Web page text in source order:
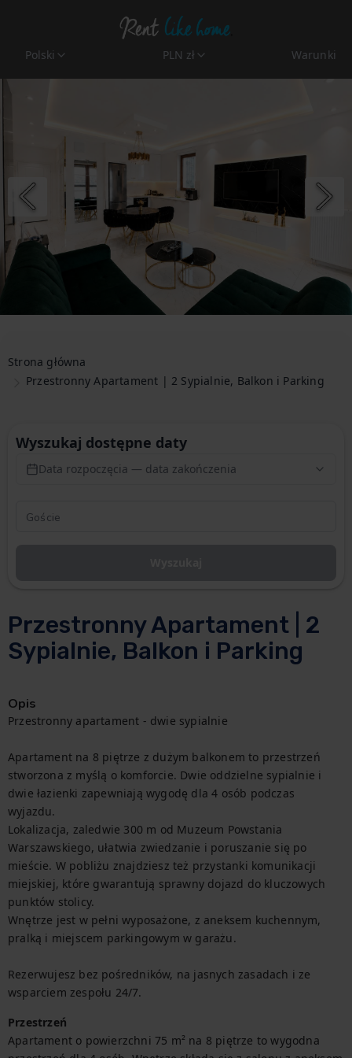
Polski PLN zł Warunki
Strona główna
Przestronny Apartament | 2 Sypialnie, Balkon i Parking
Przestronny Apartament | 2
Sypialnie, Balkon i Parking
Opis
Przestronny apartament - dwie sypialnie
Apartament na 8 piętrze z dużym balkonem to przestrzeń
stworzona z myślą o komforcie. Dwie oddzielne sypialnie i
dwie łazienki zapewniają wygodę dla 4 osób podczas
wyjazdu.
Lokalizacja, zaledwie 300 m od Muzeum Powstania
Warszawskiego, ułatwia zwiedzanie i poruszanie się po
mieście. W pobliżu znajdziesz też przystanki komunikacji
miejskiej, które gwarantują sprawny dojazd do kluczowych
punktów stolicy.
Wnętrze jest w pełni wyposażone, z aneksem kuchennym,
pralką i miejscem parkingowym w garażu.
Rezerwujesz bez pośredników, na jasnych zasadach i ze
wsparciem zespołu 24/7.
Przestrzeń
Apartament o powierzchni 75 m² na 8 piętrze to wygodna
Wyszukaj dostępne daty
Data rozpoczęcia — data zakończenia